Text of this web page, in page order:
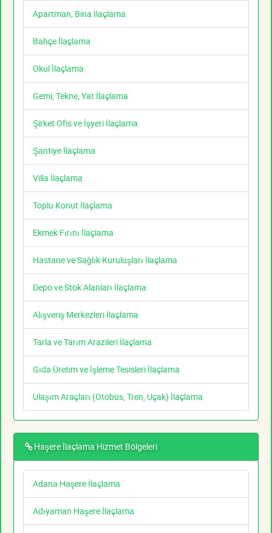
Apartman, Bina İlaçlama
Bahçe İlaçlama
Okul İlaçlama
Gemi, Tekne, Yat İlaçlama
Şirket Ofis ve İşyeri İlaçlama
Şantiye İlaçlama
Villa İlaçlama
Toplu Konut İlaçlama
Ekmek Fırını İlaçlama
Hastane ve Sağlık Kuruluşları İlaçlama
Depo ve Stok Alanları İlaçlama
Alışveriş Merkezleri İlaçlama
Tarla ve Tarım Arazileri İlaçlama
Gıda Üretim ve İşleme Tesisleri İlaçlama
Ulaşım Araçları (Otobüs, Tren, Uçak) İlaçlama
Haşere İlaçlama Hizmet Bölgeleri
Adana Haşere İlaçlama
Adıyaman Haşere İlaçlama